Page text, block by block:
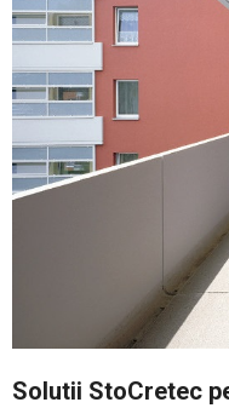
Solutii StoCretec